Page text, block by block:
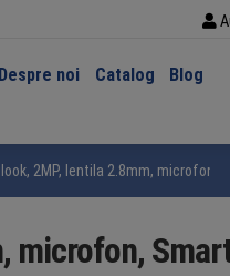
Despre noi Catalog
Blog
2MP, lentila 2.8mm, microfon,
microfon,